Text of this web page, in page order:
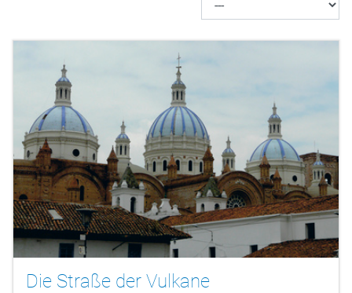
Die Straße der Vulkane